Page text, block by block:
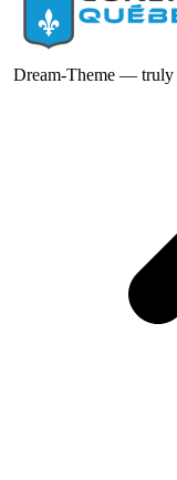
Dream-Theme — truly